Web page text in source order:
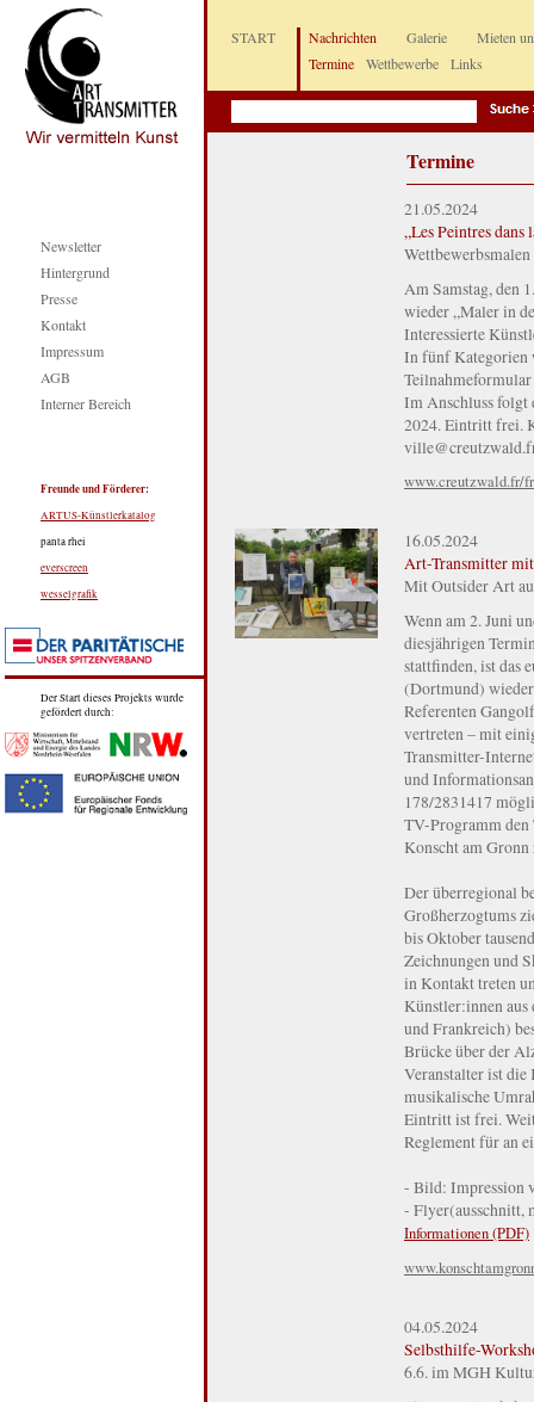
Newsletter
Hintergrund
Presse
Kontakt
Impressum
AGB
Interner Bereich
Freunde und Förderer:
ARTUS-Künstlerkatalog
panta rhei
everscreen
wesselgrafik
Der Start dieses Projekts wurde
gefördert durch:
START
Nachrichten
Termine
Wettbewerbe Links
Galerie Mieten
Termine
21.05.2024
„Les Peintres
Am Samstag, den
wieder „Maler in
Interessierte
In fünf Kategorien
Teilnahmeformular
Im Anschluss folgt
2024. Eintritt frei.
www.creutzwald.fr/
16.05.2024
Art-Transmitter
Mit Outsider Art
Wenn am 2. Juni
diesjährigen
stattfinden, ist das
(Dortmund)
Referenten
vertreten – mit
Transmitter-
und
178/2831417
TV-Programm
Konscht am
Der überregional
Großherzogtums
bis Oktober
Zeichnungen und
in Kontakt treten
Künstler:innen
und Frankreich)
Brücke über der
Veranstalter ist die
musikalische
Eintritt ist frei.
Reglement für an
- Bild: Impression
- Flyer(ausschnitt,
Informationen (PDF)
04.05.2024
Selbsthilfe-
6.6. im MGH